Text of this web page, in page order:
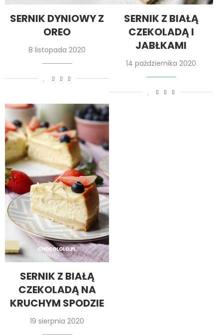
SERNIK DYNIOWY Z
OREO
8 listopada 2020
SERNIK Z BIAŁĄ
CZEKOLADĄ I
JABŁKAMI
14 października 2020
SERNIK Z BIAŁĄ
CZEKOLADĄ NA
KRUCHYM SPODZIE
19 sierpnia 2020